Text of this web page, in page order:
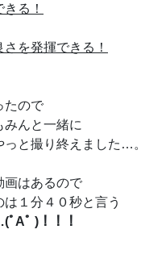
る！
を発揮できる！
たので
みんと一緒に
っと撮り終えました…。
画はあるので
は１分４０秒と言う
Aﾟ )！！！